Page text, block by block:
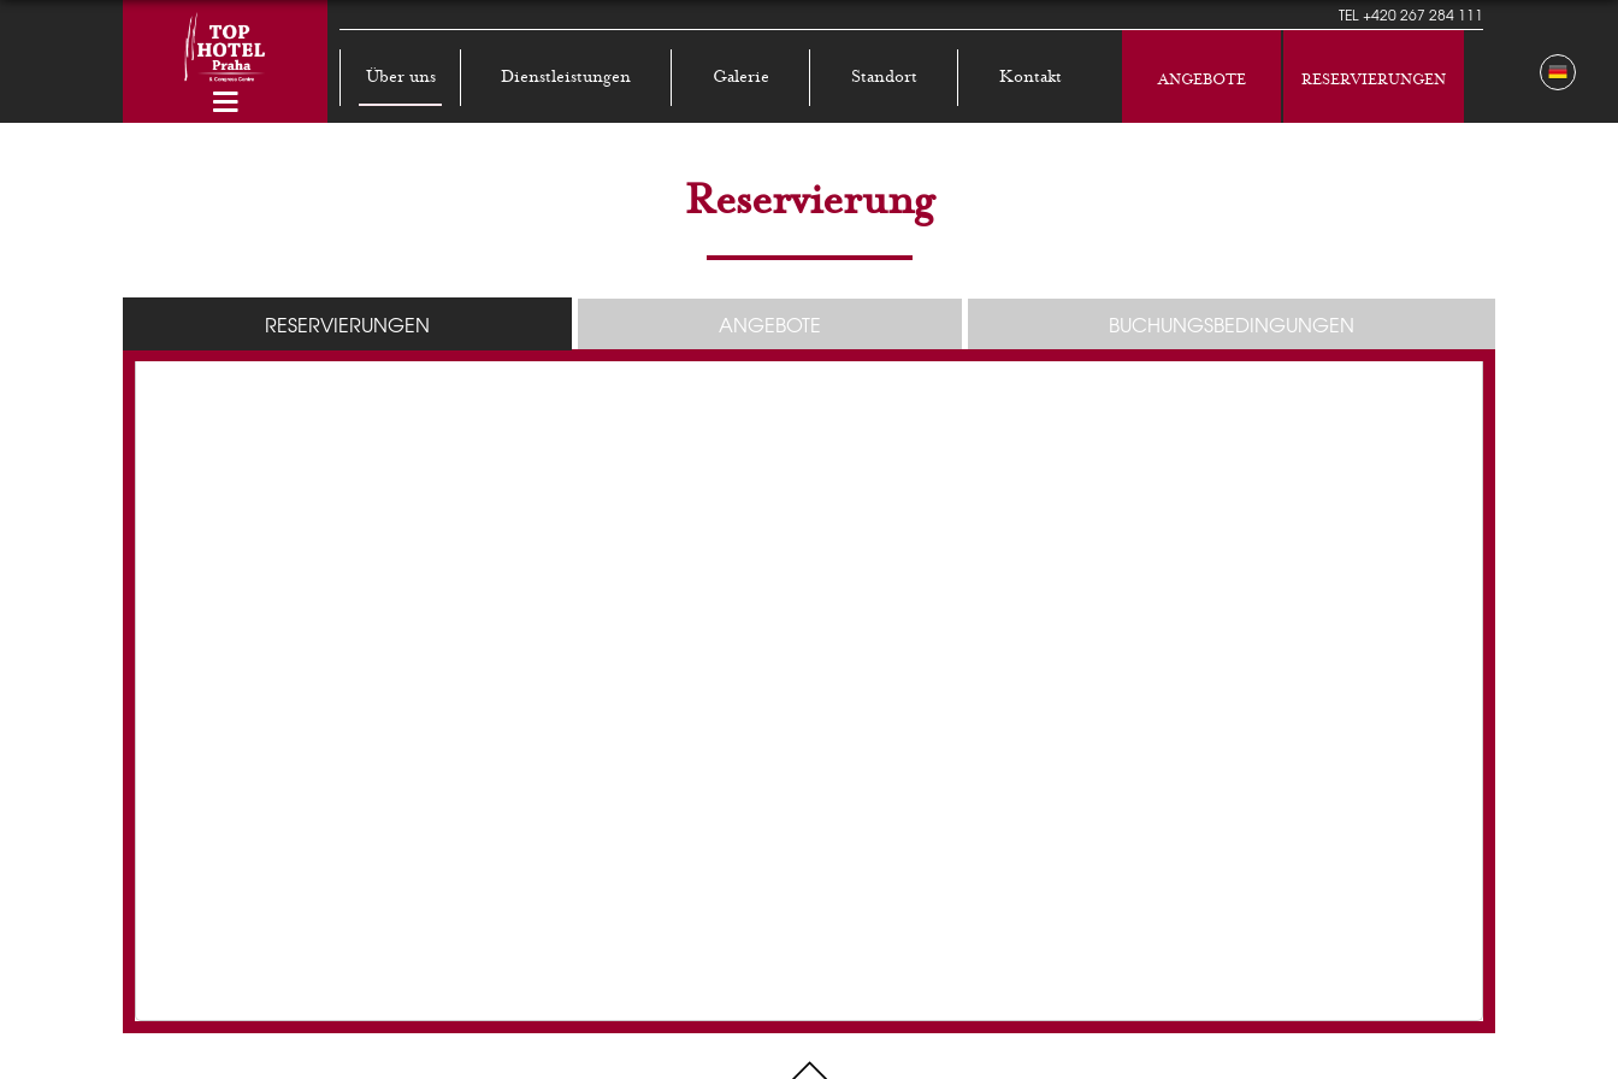
TEL+420 267 284 111
Über uns Dienstleistungen Galerie Standort Kontakt ANGEBOTE RESERVIERUNGEN
Reservierung
RESERVIERUNGEN ANGEBOTE BUCHUNGSBEDINGUNGEN